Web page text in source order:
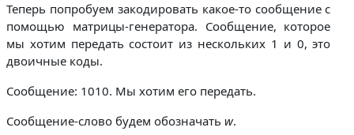
Теперь попробуем закодировать какое-то сообщение с
помощью матрицы-генератора. Сообщение, которое
мы хотим передать состоит из нескольких 1 и 0, это
двоичные коды.
Сообщение: 1010. Мы хотим его передать.
Сообщение-слово будем обозначать w.